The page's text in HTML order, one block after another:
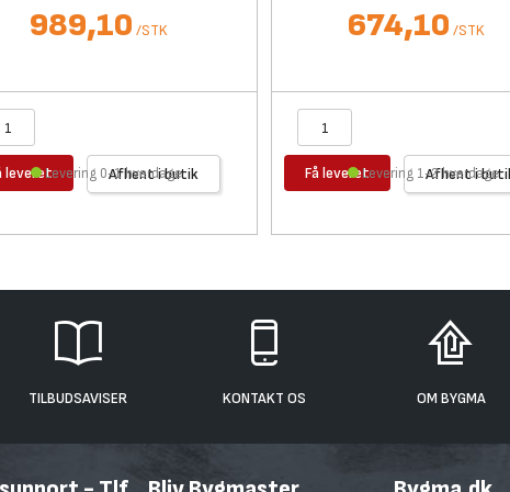
989,10 /STK
leveret Afhent i butik
Levering 0-1 hverdage
674,10 /STK
Få leveret Afhent i
Levering 1-2 hverdage
TILBUDSAVISER KONTAKT OS OM BYGMA